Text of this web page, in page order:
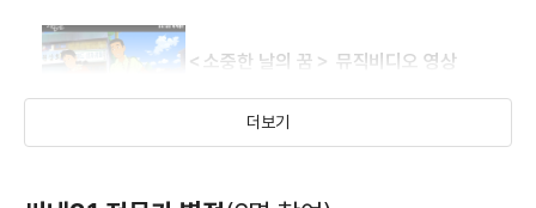
＜소중한 날의 꿈＞ 뮤직비디오 영상
더보기